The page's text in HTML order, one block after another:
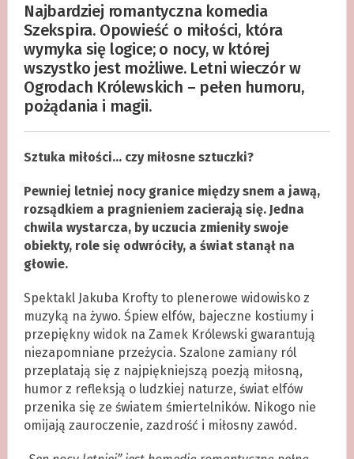
Najbardziej romantyczna komedia
Szekspira. Opowieść o miłości, która
wymyka się logice; o nocy, w której
wszystko jest możliwe. Letni wieczór w
Ogrodach Królewskich – pełen humoru,
pożądania i magii.
Sztuka miłości… czy miłosne sztuczki?
Pewniej letniej nocy granice między snem a jawą,
rozsądkiem a pragnieniem zacierają się. Jedna
chwila wystarcza, by uczucia zmieniły swoje
obiekty, role się odwróciły, a świat stanął na
głowie.
Spektakl Jakuba Krofty to plenerowe widowisko z
muzyką na żywo. Śpiew elfów, bajeczne kostiumy i
przepiękny widok na Zamek Królewski gwarantują
niezapomniane przeżycia. Szalone zamiany ról
przeplatają się z najpiękniejszą poezją miłosną,
humor z refleksją o ludzkiej naturze, świat elfów
przenika się ze światem śmiertelników. Nikogo nie
omijają zauroczenie, zazdrość i miłosny zawód.